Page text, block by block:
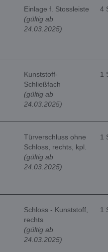
Einlage f. Stossleiste
(gültig ab
24.03.2025)
4
Kunststoff-
Schließfach
(gültig ab
24.03.2025)
1
Türverschluss ohne
Schloss, rechts, kpl.
(gültig ab
24.03.2025)
1
Schloss - Kunststoff,
rechts
(gültig ab
24.03.2025)
1